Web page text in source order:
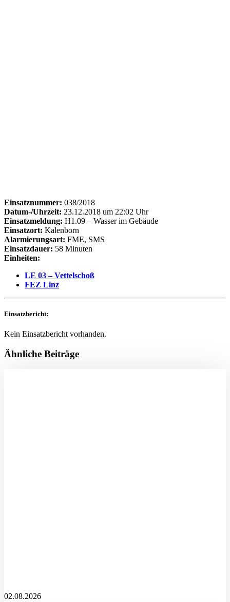
Einsatznummer: 038/2018
Datum-/Uhrzeit: 23.12.2018 um 22:02 Uhr
Einsatzmeldung: H1.09 – Wasser im Gebäude
Einsatzort: Kalenborn
Alarmierungsart: FME, SMS
Einsatzdauer: 58 Minuten
Einheiten:
LE 03 – Vettelschoß
FEZ Linz
Einsatzbericht:
Kein Einsatzbericht vorhanden.
Ähnliche Beiträge
02.08.2026